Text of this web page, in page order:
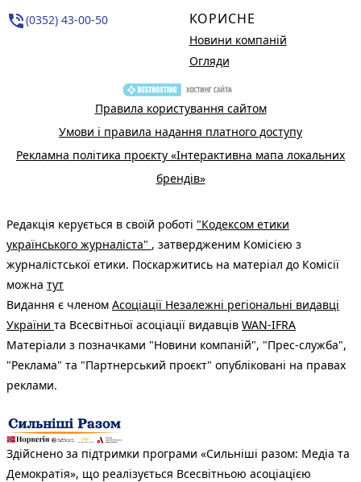
phone_in_talk(0352) 43-00-50 КОРИСНЕ
Новини компаній
Огляди
Правила користування сайтом
Умови і правила надання платного доступу
Рекламна політика проєкту «Інтерактивна мапа локальних
брендів»
Редакція керується в своїй роботі "Кодексом етики
українського журналіста" , затвердженим Комісією з
журналістської етики. Поскаржитись на матеріал до Комісії
можна тут
Видання є членом Асоціації Незалежні регіональні видавці
України та Всесвітньої асоціації видавців WAN-IFRA
Матеріали з позначками "Новини компаній", "Прес-служба",
"Реклама" та "Партнерський проєкт" опубліковані на правах
реклами.
Здійснено за підтримки програми «Сильніші разом: Медіа та
Демократія», що реалізується Всесвітньою асоціацією